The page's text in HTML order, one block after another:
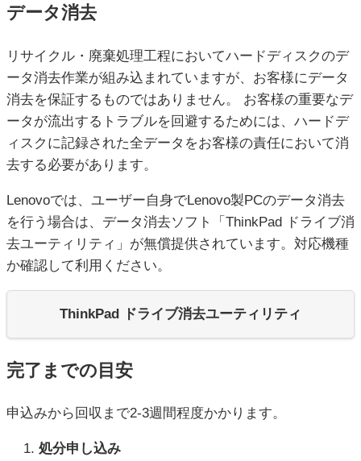
データ消去
リサイクル・廃棄処理工程においてハードディスクのデ
ータ消去作業が組み込まれていますが、お客様にデータ
消去を保証するものではありません。 お客様の重要なデ
ータが流出するトラブルを回避するためには、ハードデ
ィスクに記録された全データをお客様の責任において消
去する必要があります。
Lenovoでは、ユーザー自身でLenovo製PCのデータ消去
を行う場合は、データ消去ソフト「ThinkPad ドライブ消
去ユーティリティ」が無償提供されています。対応機種
か確認して利用ください。
ThinkPad ドライブ消去ユーティリティ
完了までの目安
申込みから回収まで2-3週間程度かかります。
処分申し込み